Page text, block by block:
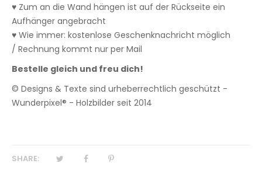
♥ Zum an die Wand hängen ist auf der Rückseite ein
Aufhänger angebracht
♥ Wie immer: kostenlose Geschenknachricht möglich
/ Rechnung kommt nur per Mail
Bestelle gleich und freu dich!
© Designs & Texte sind urheberrechtlich geschützt -
Wunderpixel® - Holzbilder seit 2014
SHARE: